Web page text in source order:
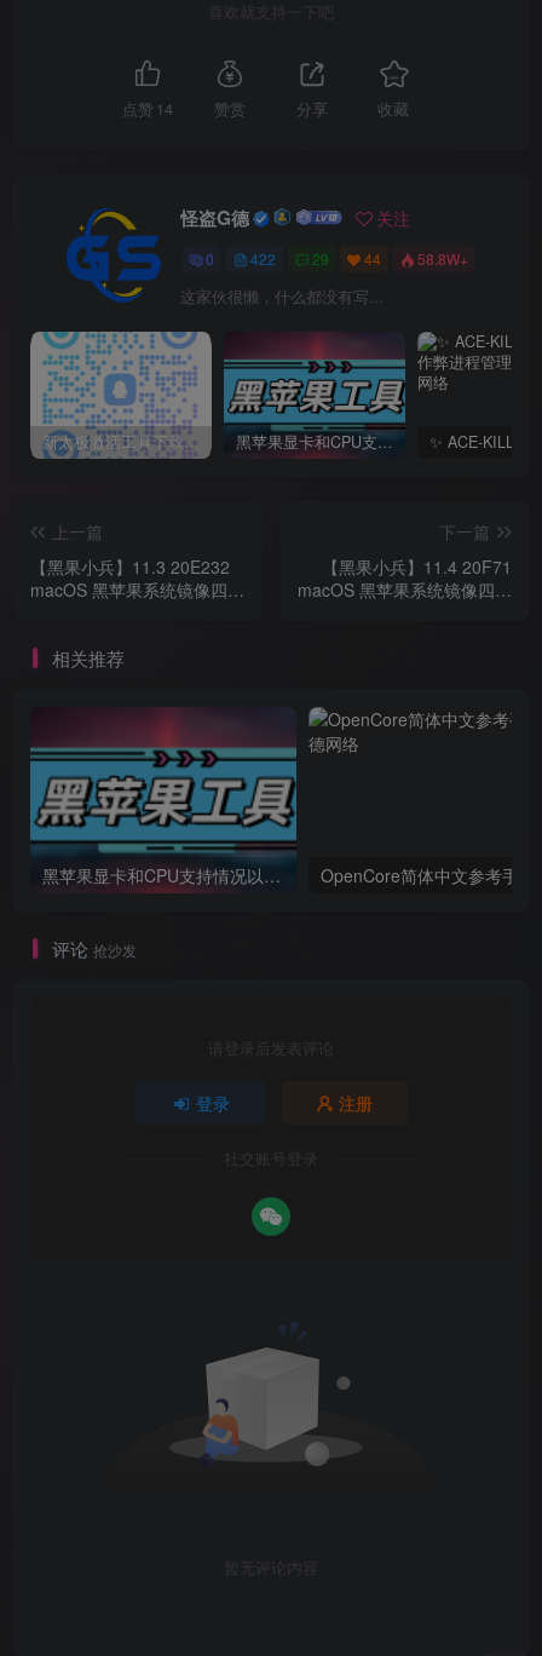
喜欢就支持一下吧
点赞 14 赞赏 分享 收藏
怪盗G德 关注
0 422 29 44 58.8W+
这家伙很懒，什么都没有写...
新太极激活工具下载/教程/充值/开户(QQ交流群号749113977) 黑苹果显卡和CPU支持情况以及购买硬件防踩坑指南
上一篇
【黑果小兵】11.3 20E232
macOS 黑苹果系统镜像四叶
下一篇
【黑果小兵】11.4 20F71
macOS 黑苹果系统镜像四叶
相关推荐
黑苹果显卡和CPU支持情况以及购买硬件防踩坑指南 OpenCore简体中文参考手册
评论 抢沙发
请登录后发表评论
登录 注册
社交账号登录
暂无评论内容